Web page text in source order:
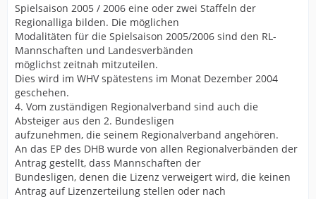
Spielsaison 2005 / 2006 eine oder zwei Staffeln der
Regionalliga bilden. Die möglichen
Modalitäten für die Spielsaison 2005/2006 sind den RL-
Mannschaften und Landesverbänden
möglichst zeitnah mitzuteilen.
Dies wird im WHV spätestens im Monat Dezember 2004
geschehen.
4. Vom zuständigen Regionalverband sind auch die
Absteiger aus den 2. Bundesligen
aufzunehmen, die seinem Regionalverband angehören.
An das EP des DHB wurde von allen Regionalverbänden der
Antrag gestellt, dass Mannschaften der
Bundesligen, denen die Lizenz verweigert wird, die keinen
Antrag auf Lizenzerteilung stellen oder nach